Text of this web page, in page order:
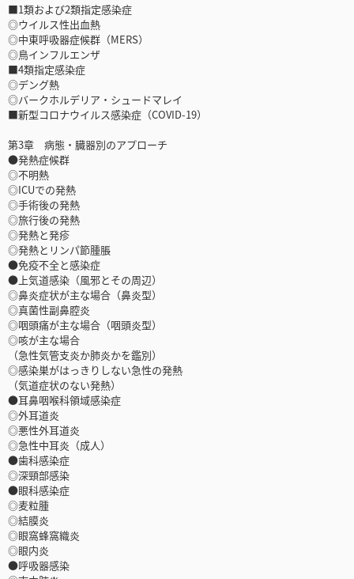
■1類および2類指定感染症
◎ウイルス性出血熱
◎中東呼吸器症候群（MERS）
◎鳥インフルエンザ
■4類指定感染症
◎デング熱
◎バークホルデリア・シュードマレイ
■新型コロナウイルス感染症（COVID-19）
第3章 病態・臓器別のアプローチ
●発熱症候群
◎不明熱
◎ICUでの発熱
◎手術後の発熱
◎旅行後の発熱
◎発熱と発疹
◎発熱とリンパ節腫脹
●免疫不全と感染症
●上気道感染（風邪とその周辺）
◎鼻炎症状が主な場合（鼻炎型）
◎真菌性副鼻腔炎
◎咽頭痛が主な場合（咽頭炎型）
◎咳が主な場合
（急性気管支炎か肺炎かを鑑別）
◎感染巣がはっきりしない急性の発熱
（気道症状のない発熱）
●耳鼻咽喉科領域感染症
◎外耳道炎
◎悪性外耳道炎
◎急性中耳炎（成人）
●歯科感染症
◎深頸部感染
●眼科感染症
◎麦粒腫
◎結膜炎
◎眼窩蜂窩織炎
◎眼内炎
●呼吸器感染